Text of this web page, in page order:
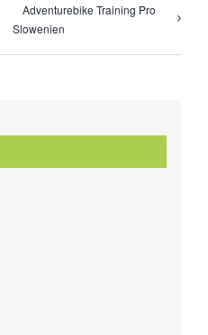
Adventurebike Training Pro
Slowenien